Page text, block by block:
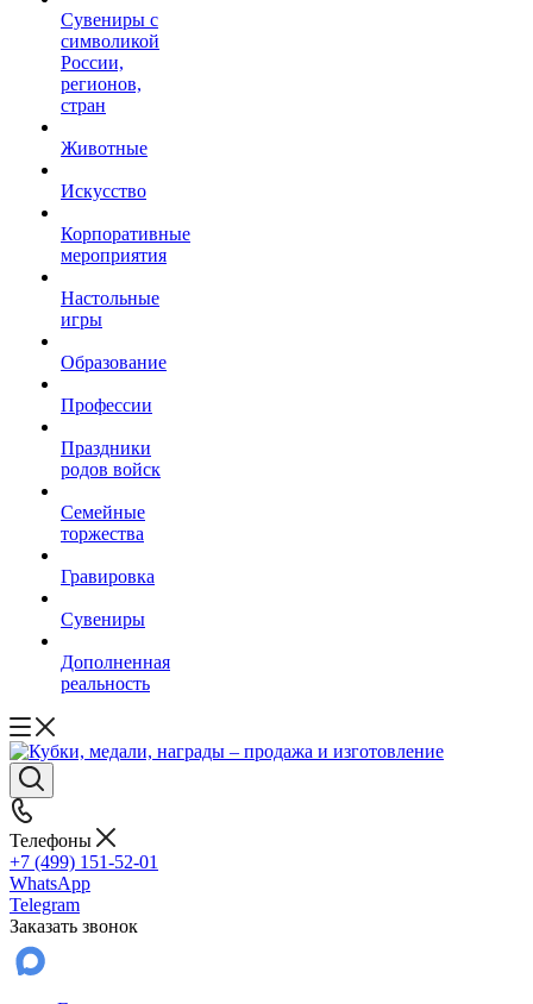
Сувениры с
символикой
России,
регионов,
стран
Животные
Искусство
Корпоративные
мероприятия
Настольные
игры
Образование
Профессии
Праздники
родов войск
Семейные
торжества
Гравировка
Сувениры
Дополненная
реальность
Телефоны
+7 (499) 151-52-01
WhatsApp
Telegram
Заказать звонок